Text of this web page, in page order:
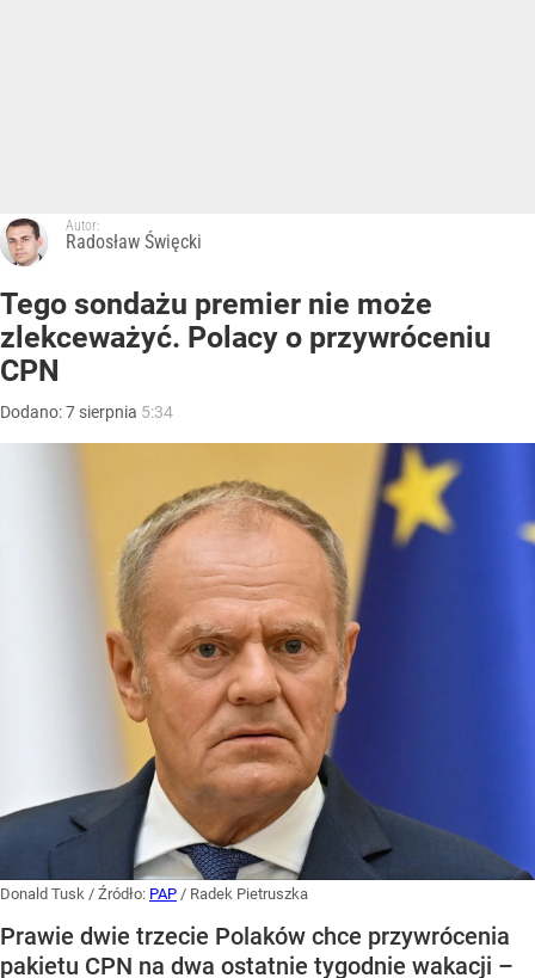
Autor:
Radosław Święcki
Tego sondażu premier nie może
zlekceważyć. Polacy o przywróceniu
CPN
Dodano:7 sierpnia 5:34
Donald Tusk / Źródło: PAP / Radek Pietruszka
Prawie dwie trzecie Polaków chce przywrócenia
pakietu CPN na dwa ostatnie tygodnie wakacji –